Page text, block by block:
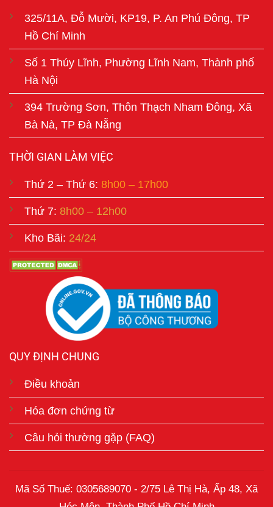
325/11A, Đỗ Mười, KP19, P. An Phú Đông, TP
Hồ Chí Minh
Số 1 Thúy Lĩnh, Phường Lĩnh Nam, Thành phố
Hà Nội
394 Trường Sơn, Thôn Thạch Nham Đông, Xã
Bà Nà, TP Đà Nẵng
THỜI GIAN LÀM VIỆC
Thứ 2 – Thứ 6: 8h00 – 17h00
Thứ 7: 8h00 – 12h00
Kho Bãi: 24/24
QUY ĐỊNH CHUNG
Điều khoản
Hóa đơn chứng từ
Câu hỏi thường gặp (FAQ)
Mã Số Thuế: 0305689070 - 2/75 Lê Thị Hà, Ấp 48, Xã